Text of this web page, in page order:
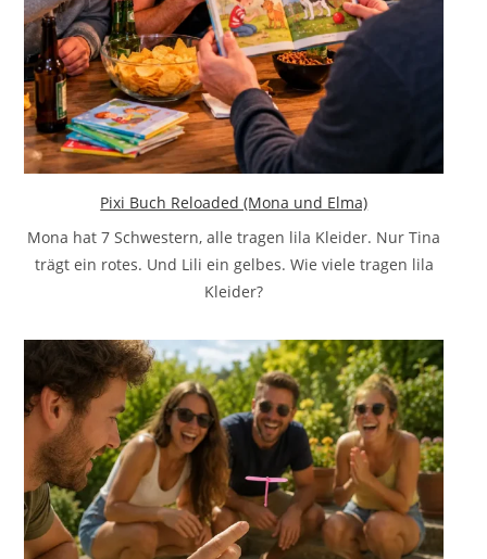
Pixi Buch Reloaded (Mona und Elma)
Mona hat 7 Schwestern, alle tragen lila Kleider. Nur Tina
trägt ein rotes. Und Lili ein gelbes. Wie viele tragen lila
Kleider?